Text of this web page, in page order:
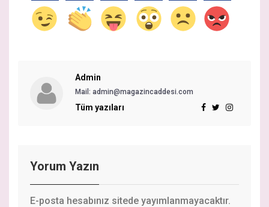
Admin
Mail: admin@magazincaddesi.com
Tüm yazıları
Yorum Yazın
E-posta hesabınız sitede yayımlanmayacaktır.